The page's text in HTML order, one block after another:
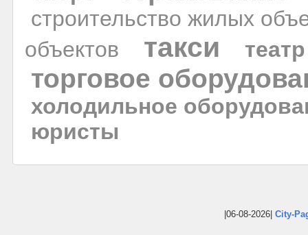
строительство жилых
объектов
такси театр
торговое
холодильное
юристы
|06-08-2026| City-